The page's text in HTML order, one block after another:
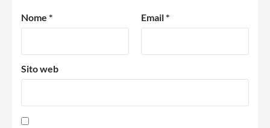
Nome * Email*
Sito web